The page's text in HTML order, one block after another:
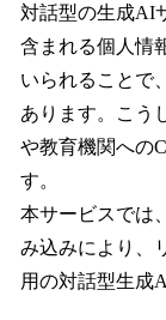
対話型の生成AI
含まれる個人情
いられることで
あります。こう
や教育機関への
す。
本サービスでは
み込みにより、
用の対話型生成